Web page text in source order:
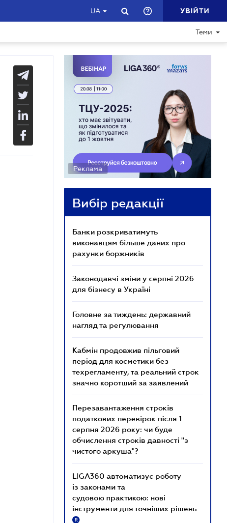
UA УВІЙТИ
Теми
Реклама
Вибір редакції
Банки розкриватимуть
виконавцям більше даних про
рахунки боржників
Законодавчі зміни у серпні 2026
для бізнесу в Україні
Головне за тиждень: державний
нагляд та регулювання
Кабмін продовжив пільговий
період для косметики без
техрегламенту, та реальний строк
значно коротший за заявлений
Перезавантаження строків
податкових перевірок після 1
серпня 2026 року: чи буде
обчислення строків давності "з
чистого аркуша"?
LIGA360 автоматизує роботу
із законами та
судовою практикою: нові
інструменти для точніших рішень
R